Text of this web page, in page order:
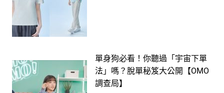
單身狗必看！你聽過「宇宙下單
法」嗎？脫單秘笈大公開【OMO
調查局】